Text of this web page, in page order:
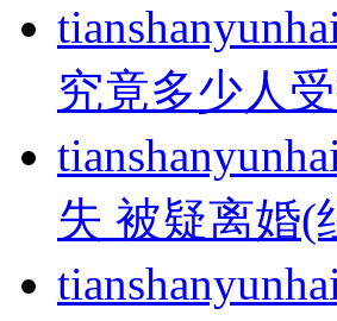
究竟多少人
失 被疑离婚(